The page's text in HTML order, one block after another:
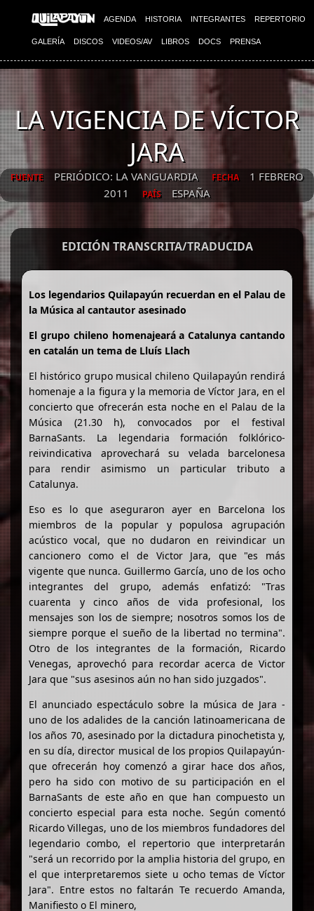
AGENDA HISTORIA INTEGRANTES REPERTORIO
GALERÍA DISCOS VIDEOS/AV LIBROS DOCS PRENSA
LA VIGENCIA DE VÍCTOR
JARA
FUENTE PERIÓDICO: LA VANGUARDIA FECHA
1 FEBRERO
2011
PAÍS ESPAÑA
EDICIÓN TRANSCRITA/TRADUCIDA
Los legendarios Quilapayún recuerdan en el Palau de
la Música al cantautor asesinado
El grupo chileno homenajeará a Catalunya cantando
en catalán un tema de Lluís Llach
El histórico grupo musical chileno Quilapayún rendirá
homenaje a la figura y la memoria de Víctor Jara, en el
concierto que ofrecerán esta noche en el Palau de la
Música (21.30 h), convocados por el festival
BarnaSants. La legendaria formación folklórico-
reivindicativa aprovechará su velada barcelonesa
para rendir asimismo un particular tributo a
Catalunya.
Eso es lo que aseguraron ayer en Barcelona los
miembros de la popular y populosa agrupación
acústico vocal, que no dudaron en reivindicar un
cancionero como el de Victor Jara, que "es más
vigente que nunca. Guillermo García, uno de los ocho
integrantes del grupo, además enfatizó: "Tras
cuarenta y cinco años de vida profesional, los
mensajes son los de siempre; nosotros somos los de
siempre porque el sueño de la libertad no termina".
Otro de los integrantes de la formación, Ricardo
Venegas, aprovechó para recordar acerca de Victor
Jara que "sus asesinos aún no han sido juzgados".
El anunciado espectáculo sobre la música de Jara -
uno de los adalides de la canción latinoamericana de
los años 70, asesinado por la dictadura pinochetista y,
en su día, director musical de los propios Quilapayún-
que ofrecerán hoy comenzó a girar hace dos años,
pero ha sido con motivo de su participación en el
BarnaSants de este año en que han compuesto un
concierto especial para esta noche. Según comentó
Ricardo Villegas, uno de los miembros fundadores del
legendario combo, el repertorio que interpretarán
"será un recorrido por la amplia historia del grupo, en
el que interpretaremos siete u ocho temas de Víctor
Jara". Entre estos no faltarán Te recuerdo Amanda,
Manifiesto o El minero,